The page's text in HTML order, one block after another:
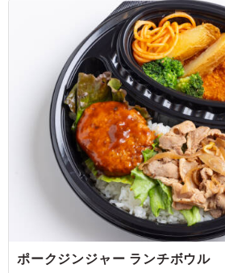
記プルダウンよりお選びください。(画
コンデナスト・ジャパン
ツナマヨが明太子の辛さをやさしく
すい。コクがありつつ後味は重すぎ
す。ごはんとの相性がよく、満足感
たいコンビネーションです。
ご利用シーン：ロケ・撮影›スタジオ撮
東京都江東区新木場2026/01/12
ポークジンジャー ランチボウル